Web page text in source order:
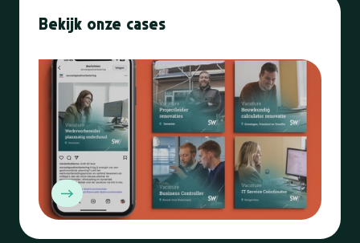
Bekijk onze cases